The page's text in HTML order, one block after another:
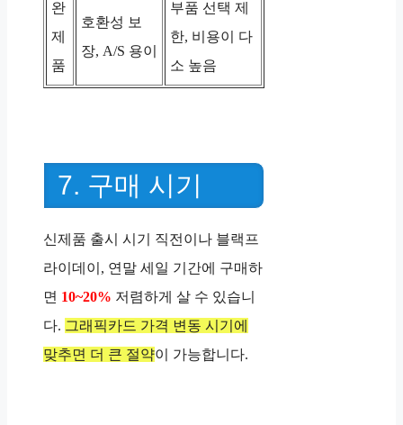
완
제
품
호환성 보
장, A/S 용이
부품 선택 제
한, 비용이 다
소 높음
7. 구매 시기
신제품 출시 시기 직전이나 블랙프
라이데이, 연말 세일 기간에 구매하
면 10~20% 저렴하게 살 수 있습니
다. 그래픽카드 가격 변동 시기에
맞추면 더 큰 절약이 가능합니다.